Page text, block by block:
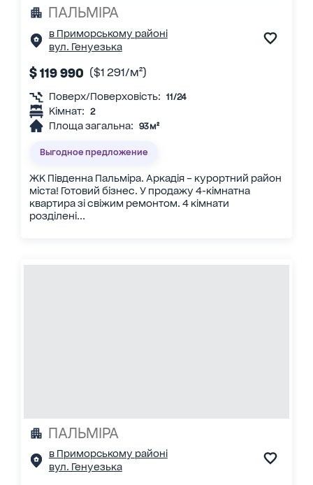
ПАЛЬМІРА
в Приморському районі
вул. Генуезька
$ 119 990 ($1 291/м²)
Поверх/Поверховість: 11/24
Кімнат: 2
Площа загальна: 93 м²
Выгодное предложение
ЖК Південна Пальміра. Аркадія – курортний район
міста! Готовий бізнес. У продажу 4-кімнатна
квартира зі свіжим ремонтом. 4 кімнати
розділені...
ПАЛЬМІРА
в Приморському районі
вул. Генуезька